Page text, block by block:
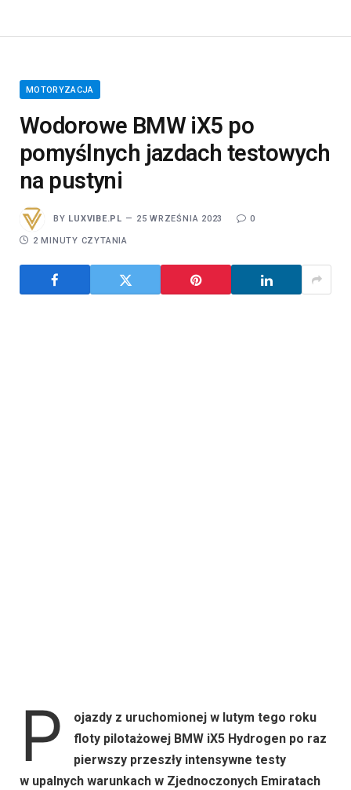
MOTORYZACJA
Wodorowe BMW iX5 po
pomyślnych jazdach testowych
na pustyni
BY LUXVIBE.PL 25 WRZEŚNIA 2023 0
2 MINUTY CZYTANIA
P
ojazdy z uruchomionej w lutym tego roku
floty pilotażowej BMW iX5 Hydrogen po raz
pierwszy przeszły intensywne testy
w upalnych warunkach w Zjednoczonych Emiratach